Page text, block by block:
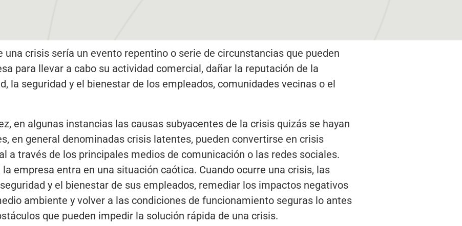
una crisis sería un evento repentino o serie de circunstancias que pueden
para llevar a cabo su actividad comercial, dañar la reputación de la
la seguridad y el bienestar de los empleados, comunidades vecinas o el
en algunas instancias las causas subyacentes de la crisis quizás se hayan
en general denominadas crisis latentes, pueden convertirse en crisis
a través de los principales medios de comunicación o las redes sociales.
empresa entra en una situación caótica. Cuando ocurre una crisis, las
y el bienestar de sus empleados, remediar los impactos negativos
ambiente y volver a las condiciones de funcionamiento seguras lo antes
que pueden impedir la solución rápida de una crisis.